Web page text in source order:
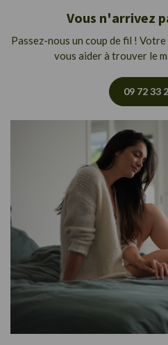
Vous n'arrivez
Passez-nous un coup de fil !
vous aider à trouver le
09 72 33